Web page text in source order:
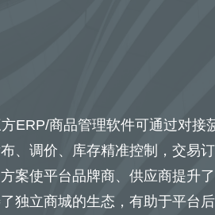
ERP/商品管理软件可通过对接
、调价、库存精准控制，交易
案使平台品牌商、供应商提升
独立商城的生态，有助于平台